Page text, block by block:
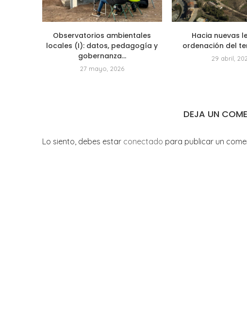
Observatorios ambientales
locales (I): datos, pedagogía y
gobernanza...
27 mayo, 2026
Hacia nuevas
ordenación del
29 abril,
DEJA UN
Lo siento, debes estar conectado para publicar un